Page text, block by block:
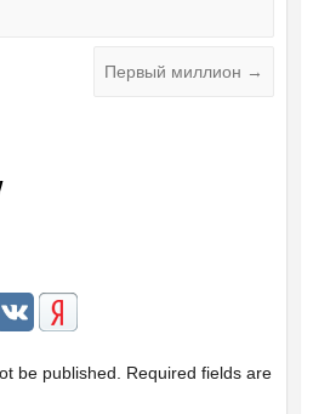
Первый миллион →
be published.
Required fields are